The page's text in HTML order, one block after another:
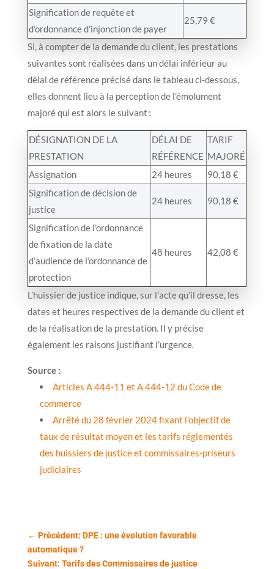
Signification de requête et
d’ordonnance d’injonction de payer
25,79 €
Si, à compter de la demande du client, les prestations
suivantes sont réalisées dans un délai inférieur au
délai de référence précisé dans le tableau ci-dessous,
elles donnent lieu à la perception de l’émolument
majoré qui est alors le suivant :
DÉSIGNATION DE LA
PRESTATION
DÉLAI DE
RÉFÉRENCE
TARIF
MAJORÉ
Assignation
24 heures
90,18 €
Signification de décision de
justice
24 heures 90,18 €
Signification de l’ordonnance
de fixation de la date
d’audience de l’ordonnance de
protection
48 heures 42,08 €
L’huissier de justice indique, sur l’acte qu’il dresse, les
dates et heures respectives de la demande du client et
de la réalisation de la prestation. Il y précise
également les raisons justifiant l’urgence.
Source :
Articles A 444-11 et A 444-12 du Code de
commerce
Arrêté du 28 février 2024 fixant l’objectif de
taux de résultat moyen et les tarifs réglementés
des huissiers de justice et commissaires-priseurs
judiciaires
← Précédent: DPE : une évolution favorable
automatique ?
Suivant: Tarifs des Commissaires de justice